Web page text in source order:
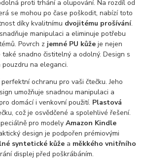
proti trhání a olupování. Na rozdíl od
se mohou po čase poškodit, nabízí toto
díky kvalitnímu dvojitému prošívání.
manipulaci a eliminuje potřebu
Povrch z jemné PU kůže je nejen
snadno čistitelný a odolný. Design s
pouzdru na eleganci.
ochranu pro vaši čtečku. Jeho
umožňuje snadnou manipulaci a
domácí i venkovní použití. Plastová
což je osvědčené a spolehlivé řešení.
pro modely Amazon Kindle
design je podpořen prémiovými
syntetické kůže a měkkého vnitřního
displej před poškrábáním.